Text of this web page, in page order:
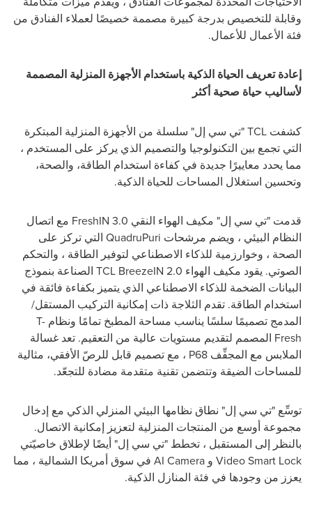
وقابلة للتخصيص بدرجة كبيرة مصممة خصيصًا لعملاء الفنادق من
فئة الأعمال للأعمال.
إعادة تعريف الحياة الذكية باستخدام الأجهزة المنزلية المصممة
لأساليب حياة صحية أكثر
كشفت TCL"تي سي إل" سلسلة من الأجهزة المنزلية المبتكرة
التي تجمع بين التكنولوجيا والتصميم الذي يركز على المستخدم ،
مما يحدد معاييرًا جديدة في كفاءة استخدام الطاقة، والصحة،
وتحسين استغلال المساحات للحياة الذكية.
قدمت "تي سي إل" مكيف الهواء النقي FreshIN 3.0 مع اتصال
النظام البيئي ، ويضم مرشحات QuadruPuri التي تركز على
الصحة ، وخوارزمية للذكاء الاصطناعي لتوفير الطاقة ، والتحكم
الصوتي. يقود مكيف الهواء TCL BreezeIN 2.0 الصناعة بنموذج
البيانات الضخمة للذكاء الاصطناعي الذي يتميز بكفاءة فائقة في
استخدام الطاقة. تقدم الثلاجة ذات إمكانية التركيب المستقل/
المدمج تصميمًا سلسًا يناسب مساحة المطبخ تمامًا ونظام T-
Fresh المصمم لتقديم مستويات عالية من التعقيم. تعد غسالة
الملابس مع المجفِّف P68 ، مع تصميم قابل للرصّ الأفقي، مثالية
للمساحات الضيقة وتتضمن تقنية متقدمة مضادة للتجعّد.
توسِّع "تي سي إل" نطاق نظامها البيئي المنزلي الذكي مع إدخال
مجموعة أوسع من المنتجات المنزلية لتعزيز إمكانية الاتصال.
بالنظر إلى المستقبل ، تخطط "تي سي إل" أيضًا لإطلاق خاصيّتي
Video Smart Lock و AI Camera في سوق أمريكا الشمالية ، مما
يعزز من وجودها في فئة المنازل الذكية.